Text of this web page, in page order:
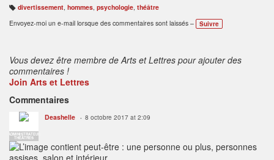
B
ali
s
divertissement, hommes, psychologie, théâtre
Envoyez-moi un e-mail lorsque des commentaires sont laissés –
Suivre
Vous devez être membre de Arts et Lettres pour ajouter des
commentaires !
Join Arts et Lettres
Commentaires
ADMINISTRATEUR
THÉÂTRES
Deashelle 8 octobre 2017 at 2:09